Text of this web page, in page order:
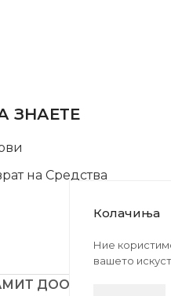
ЗНАЕТЕ
на Средства
ДООЕЛ
Колачиња
Ние
вашето